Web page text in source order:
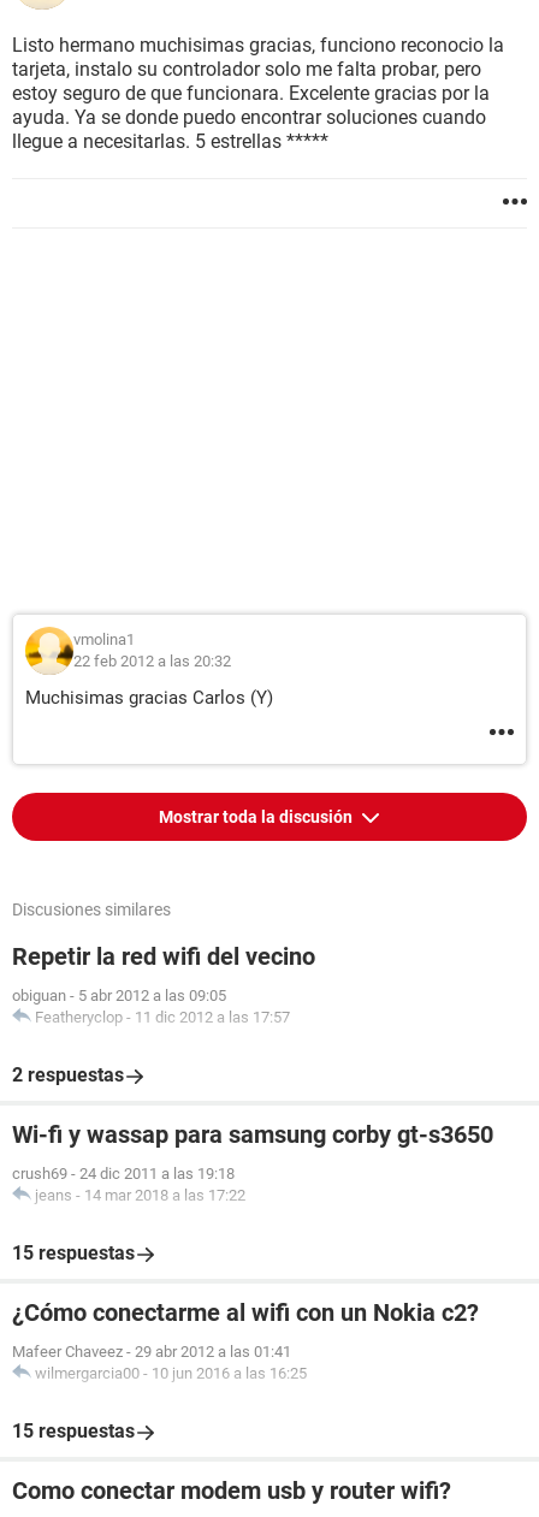
Listo hermano muchisimas gracias, funciono reconocio la
tarjeta, instalo su controlador solo me falta probar, pero
estoy seguro de que funcionara. Excelente gracias por la
ayuda. Ya se donde puedo encontrar soluciones cuando
llegue a necesitarlas. 5 estrellas *****
vmolina1
22 feb 2012 a las 20:32
Muchisimas gracias Carlos (Y)
Mostrar toda la discusión
Discusiones similares
Repetir la red wifi del vecino
obiguan - 5 abr 2012 a las 09:05
Featheryclop - 11 dic 2012 a las 17:57
2 respuestas
Wi-fi y wassap para samsung corby gt-s3650
crush69 - 24 dic 2011 a las 19:18
jeans - 14 mar 2018 a las 17:22
15 respuestas
¿Cómo conectarme al wifi con un Nokia c2?
Mafeer Chaveez - 29 abr 2012 a las 01:41
wilmergarcia00 - 10 jun 2016 a las 16:25
15 respuestas
Como conectar modem usb y router wifi?